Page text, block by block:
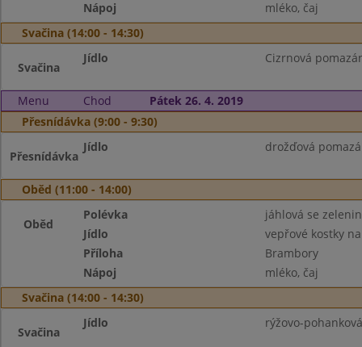
Nápoj
mléko, čaj
Svačina (14:00 - 14:30)
Svačina
Jídlo Cizrnová
Menu Chod
Pátek 26. 4. 2019
Přesnídávka (9:00 - 9:30)
Přesnídávka
Jídlo drožďová
Oběd (11:00 - 14:00)
Oběd
Polévka
jáhlová se
Jídlo
vepřové kostky
Příloha
Brambory
Nápoj
mléko, čaj
Svačina (14:00 - 14:30)
Svačina
Jídlo rýžovo-